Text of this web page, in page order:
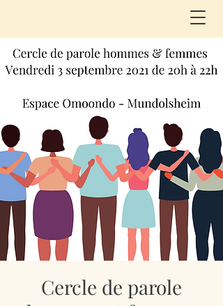
Cercle de parole